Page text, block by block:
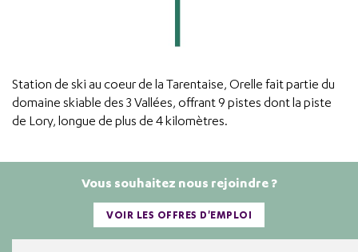
Station de ski au coeur de la Tarentaise, Orelle fait partie du
domaine skiable des 3 Vallées, offrant 9 pistes dont la piste
de Lory, longue de plus de 4 kilomètres.
Vous souhaitez nous rejoindre ?
VOIR LES OFFRES D'EMPLOI